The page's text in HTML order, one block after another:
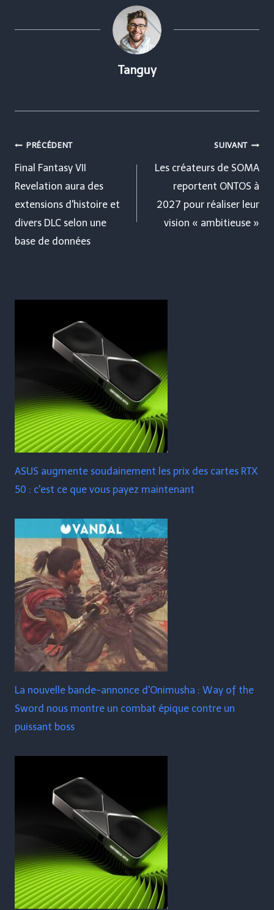
Tanguy
Navigation
de
l’article
PRÉCÉDENT
Final Fantasy VII
Revelation aura des
extensions d'histoire et
divers DLC selon une
base de données
SUIVANT
Les créateurs de SOMA
reportent ONTOS à
2027 pour réaliser leur
vision « ambitieuse »
ASUS augmente soudainement les prix des cartes RTX
50 : c'est ce que vous payez maintenant
La nouvelle bande-annonce d'Onimusha : Way of the
Sword nous montre un combat épique contre un
puissant boss